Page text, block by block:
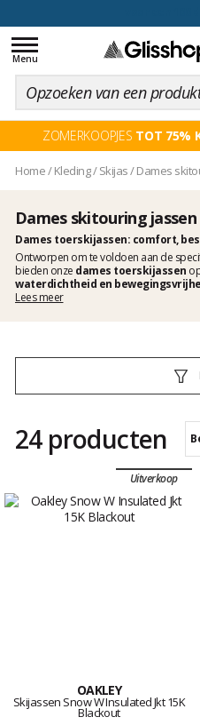
Toggle
navigation
Menu
ZOMERKOOPJES TOT 75%
Home/ Kleding/Skijas/Dames
Dames skitouring jassen
Dames toerskijassen: comfort,
Ontworpen om te voldoen aan de
bieden onze dames toerskijassen
waterdichtheid en
weersomstandigheden, zijn ze
Lees meer
24 producten
Uitverkoop
OAKLEY
Skijassen Snow W Insulated Jkt 15K
Blackout